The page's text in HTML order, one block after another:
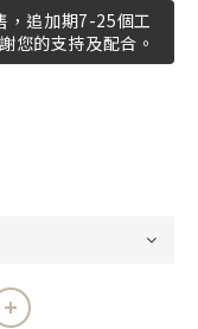
，追加期7-25個工
您的支持及配合。